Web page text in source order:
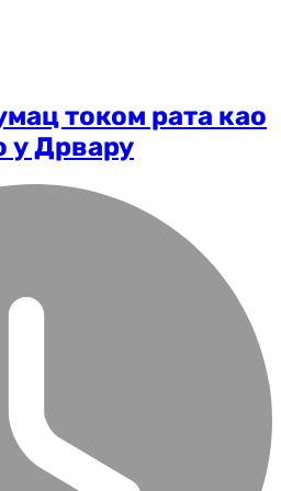
током рата као
у Дрвару